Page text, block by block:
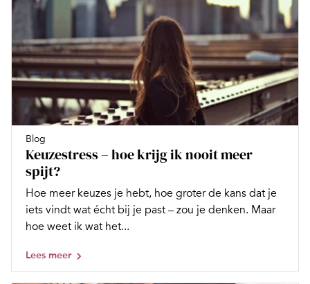
Blog
Keuzestress – hoe krijg ik nooit meer
spijt?
Hoe meer keuzes je hebt, hoe groter de kans dat je
iets vindt wat écht bij je past – zou je denken. Maar
hoe weet ik wat het...
Lees meer